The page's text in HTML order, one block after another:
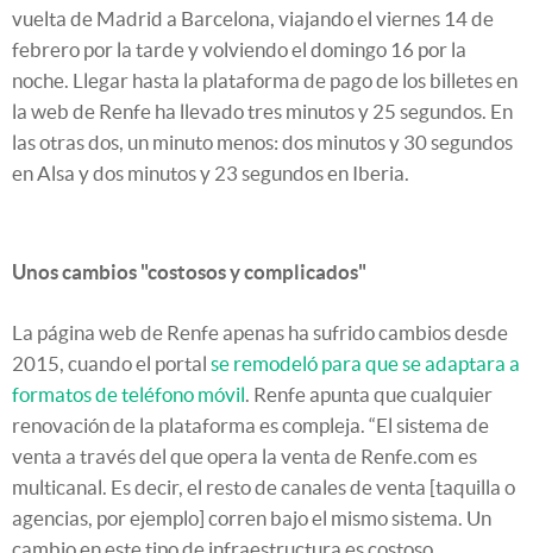
vuelta de Madrid a Barcelona, viajando el viernes 14 de
febrero por la tarde y volviendo el domingo 16 por la
noche. Llegar hasta la plataforma de pago de los billetes en
la web de Renfe ha llevado tres minutos y 25 segundos. En
las otras dos, un minuto menos: dos minutos y 30 segundos
en Alsa y dos minutos y 23 segundos en Iberia.
Unos cambios "costosos y complicados"
La página web de Renfe apenas ha sufrido cambios desde
2015, cuando el portal se remodeló para que se adaptara a
formatos de teléfono móvil . Renfe apunta que cualquier
renovación de la plataforma es compleja. “El sistema de
venta a través del que opera la venta de Renfe.com es
multicanal. Es decir, el resto de canales de venta [taquilla o
agencias, por ejemplo] corren bajo el mismo sistema. Un
cambio en este tipo de infraestructura es costoso,